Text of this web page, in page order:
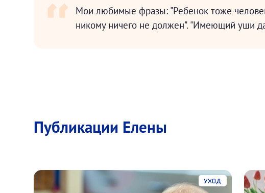
Мои любимые фразы: "Ребенок тоже
никому ничего не должен". "Имеющий уши
Публикации Елены
Уход